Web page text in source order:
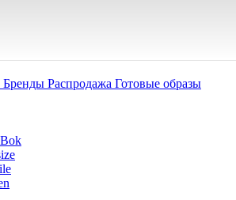
Бренды Распродажа Готовые образы